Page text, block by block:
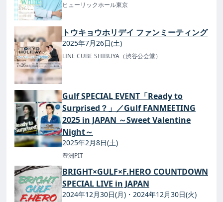
ヒューリックホール東京
トウキョウホリデイ ファンミーティング
2025年7月26日(土)
LINE CUBE SHIBUYA（渋谷公会堂）
Gulf SPECIAL EVENT「Ready to
Surprised？」／Gulf FANMEETING
2025 in JAPAN ～Sweet Valentine
Night～
2025年2月8日(土)
豊洲PIT
BRIGHT×GULF×F.HERO COUNTDOWN
SPECIAL LIVE in JAPAN
2024年12月30日(月)・2024年12月30日(火)